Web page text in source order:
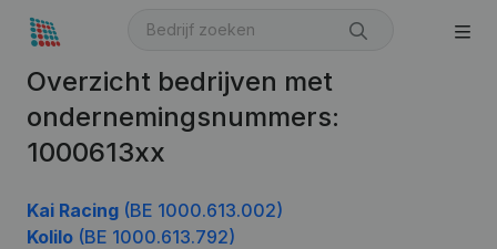
Overzicht bedrijven met
ondernemingsnummers:
1000613xx
Kai Racing (BE 1000.613.002)
Kolilo (BE 1000.613.792)